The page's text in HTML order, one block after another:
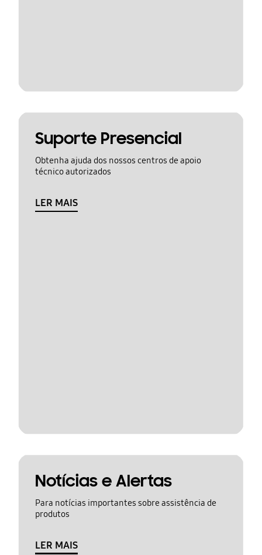
Suporte Presencial
Obtenha ajuda dos nossos centros de apoio
técnico autorizados
LER MAIS
Notícias e Alertas
Para notícias importantes sobre assistência de
produtos
LER MAIS